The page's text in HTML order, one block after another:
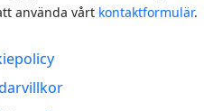
använda vårt kontaktformulär.